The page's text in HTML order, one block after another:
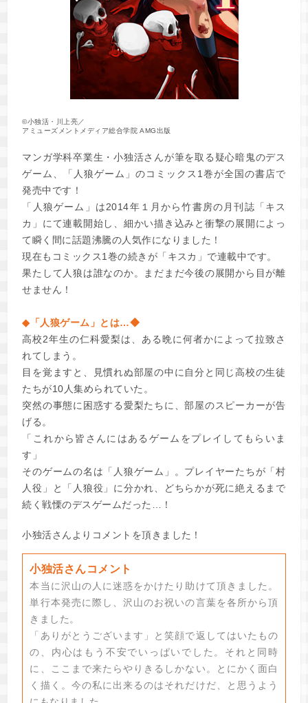
©小独活・川上亮／
アミューズメントメディア総合学院 AMG出版
マンガ学科卒業生・小独活さんが筆を取る疑心暗鬼のデス
ゲーム、「人狼ゲーム」のコミックス1巻が全国の書店で
発売中です！
「人狼ゲーム」は2014年１月から竹書房の月刊誌「キス
カ」にて連載開始し、細かい描き込みと衝撃の展開によっ
て瞬く間に話題沸騰の人気作になりました！
現在もコミックス1巻の続きが「キスカ」で連載中です。
果たして人狼は誰なのか。まだまだ今後の展開から目が離
せません！
◆「人狼ゲーム」とは…◆
高校2年生の仁科愛梨は、ある晩に何者かによって拉致さ
れてしまう。
目を覚ますと、見慣れぬ部屋の中に自分と同じ高校の生徒
たちが10人集められていた。
突然の事態に困惑する愛梨たちに、部屋のスピーカーが告
げる。
「これから皆さんにはあるゲームをプレイしてもらいま
す」
そのゲームの名は「人狼ゲーム」。プレイヤーたちが「村
人役」と「人狼役」に分かれ、どちらかが死に絶えるまで
続く戦慄のデスゲームだった…！
小独活さんよりコメントを頂きました！
小独活さんコメント
本当に沢山の人に迷惑をかけたり助けて頂きました。
単行本発売に際し、沢山のお祝いの言葉を各所から頂
きました。
「ありがとうございます」と笑顔で返してはいたもの
の、内心はもう不安でいっぱいでした。それと同時
に、ここまで来たらやりきるしかない。とにかく面白
く描く。今の私に出来るのはそれだけだ、と思うよう